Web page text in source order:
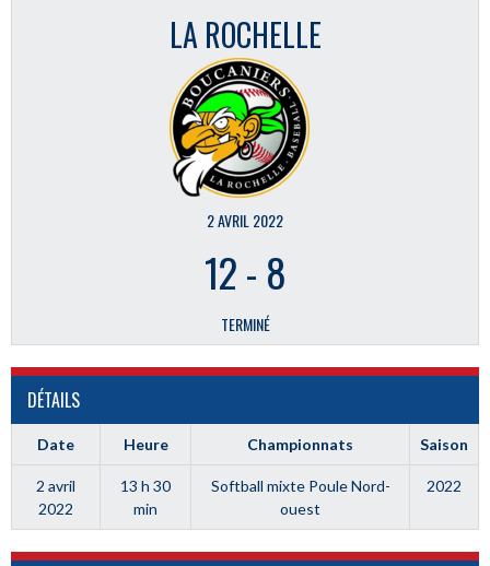
LA ROCHELLE
2 AVRIL 2022
12- 8
TERMINÉ
DÉTAILS
Date Heure Championnats Saison
2 avril
2022
13 h 30
min
Softball mixte Poule Nord-
ouest
2022